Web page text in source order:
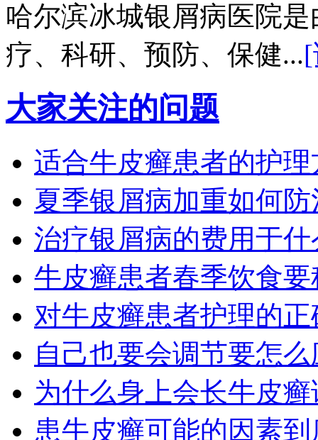
哈尔滨冰城银屑病医院
疗、科研、预防、保健...
大家关注的问题
适合牛皮癣患者的护
夏季银屑病加重如何防
治疗银屑病的费用于
牛皮癣患者春季饮食
对牛皮癣患者护理的
自己也要会调节要怎
为什么身上会长牛皮
患牛皮癣可能的因素